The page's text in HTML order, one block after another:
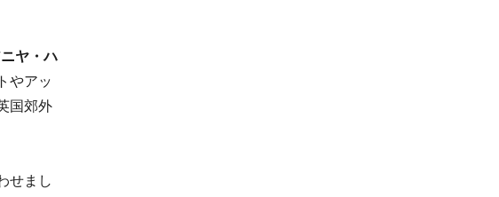
ヤ・ハ
やアッ
国郊外
せまし